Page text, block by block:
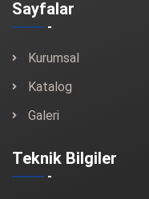
Sayfalar
Kurumsal
Katalog
Galeri
Teknik Bilgiler